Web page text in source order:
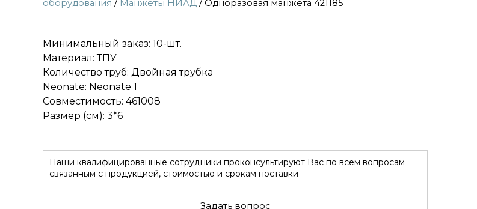
оборудования / Манжеты НИАД / Одноразовая манжета 421185
Минимальный заказ: 10-шт.
Материал: ТПУ
Количество труб: Двойная трубка
Neonate: Neonate 1
Совместимость: 461008
Размер (см): 3*6
Наши квалифицированные сотрудники проконсультируют Вас по всем вопросам
связанным с продукцией, стоимостью и срокам поставки
Задать вопрос